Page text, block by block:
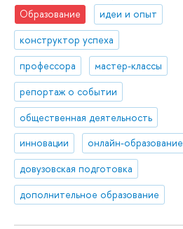
Образование
идеи и опыт
конструктор успеха
профессора
мастер-классы
репортаж о событии
общественная деятельность
инновации
онлайн-образование
довузовская подготовка
дополнительное образование